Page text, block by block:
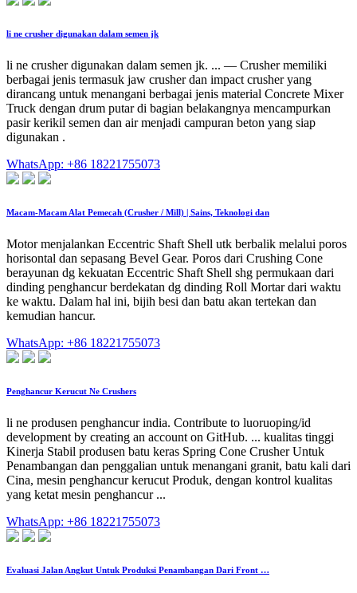
li ne crusher digunakan dalam semen jk
li ne crusher digunakan dalam semen jk. ... — Crusher memiliki
berbagai jenis termasuk jaw crusher dan impact crusher yang
dirancang untuk menangani berbagai jenis material Concrete Mixer
Truck dengan drum putar di bagian belakangnya mencampurkan
pasir kerikil semen dan air menjadi campuran beton yang siap
digunakan .
WhatsApp: +86 18221755073
Macam-Macam Alat Pemecah (Crusher / Mill) | Sains, Teknologi dan
Motor menjalankan Eccentric Shaft Shell utk berbalik melalui poros
horisontal dan sepasang Bevel Gear. Poros dari Crushing Cone
berayunan dg kekuatan Eccentric Shaft Shell shg permukaan dari
dinding penghancur berdekatan dg dinding Roll Mortar dari waktu
ke waktu. Dalam hal ini, bijih besi dan batu akan tertekan dan
kemudian hancur.
WhatsApp: +86 18221755073
Penghancur Kerucut Ne Crushers
li ne produsen penghancur india. Contribute to luoruoping/id
development by creating an account on GitHub. ... kualitas tinggi
Kinerja Stabil produsen batu keras Spring Cone Crusher Untuk
Penambangan dan penggalian untuk menangani granit, batu kali dari
Cina, mesin penghancur kerucut Produk, dengan kontrol kualitas
yang ketat mesin penghancur ...
WhatsApp: +86 18221755073
Evaluasi Jalan Angkut Untuk Produksi Penambangan Dari Front …